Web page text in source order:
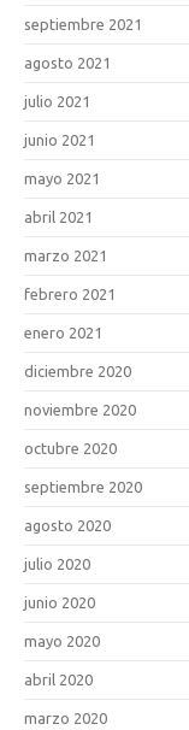
septiembre 2021
agosto 2021
julio 2021
junio 2021
mayo 2021
abril 2021
marzo 2021
febrero 2021
enero 2021
diciembre 2020
noviembre 2020
octubre 2020
septiembre 2020
agosto 2020
julio 2020
junio 2020
mayo 2020
abril 2020
marzo 2020